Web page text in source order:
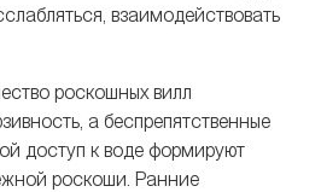
взаимодействовать
роскошных вилл
а беспрепятственные
доступ к воде формируют
роскоши. Ранние